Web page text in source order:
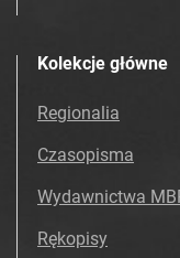
Feliksa
Tarnowskie
Feliksa
Tarnowskie
Feliksa
Kolekcje główne
Regionalia
Czasopisma
Wydawnictwa
Rękopisy